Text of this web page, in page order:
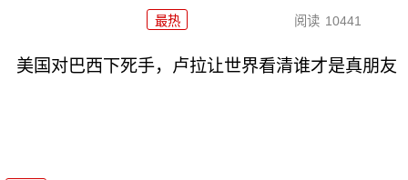
最热 阅读 10441
美国对巴西下死手，卢拉让世界看清谁才是真朋友